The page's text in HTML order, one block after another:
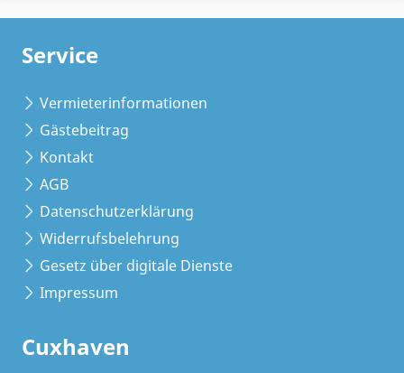
Service
Vermieterinformationen
Gästebeitrag
Kontakt
AGB
Datenschutzerklärung
Widerrufsbelehrung
Gesetz über digitale Dienste
Impressum
Cuxhaven